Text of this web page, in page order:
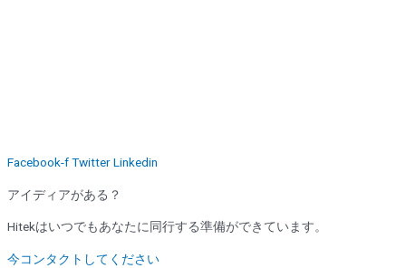
Facebook-fTwitterLinkedin
アイディアがある？
Hitekはいつでもあなたに同行する準備ができています。
今コンタクトしてください